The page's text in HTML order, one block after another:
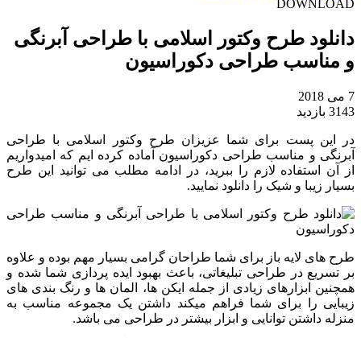
DOWNLOAD
دانلود طرح وکتور اسلامی با طراحی آبرنگی
و مناسب طراحی دکوراسیون
7 می 2018
3143 بازدید
در این پست برای شما عزیزان طرح وکتور اسلامی با طراحی
آبرنگی و مناسب طراحی دکوراسیون آماده کرده ایم که امیدواریم
از آن استفاده لازم را ببرید، در ادامه مطلب می توانید این طرح
بسیار زیبا و شیک را دانلود نمایید.
طرح های لایه باز برای شما طراحان گرامی بسیار مهم بوده و علاوه
بر تسریع در طراحی تبلیغاتی، باعث بهبود ایده پردازی شما شده و
همچنین ابزارهای زیادی از جمله ایکن ها، المان ها و رنگ بندی های
زیبایی را برای شما فراهم میکند داشتن یک مجموعه مناسب به
منزله داشتن توانایی و ابزار بیشتر در طراحی می باشد.